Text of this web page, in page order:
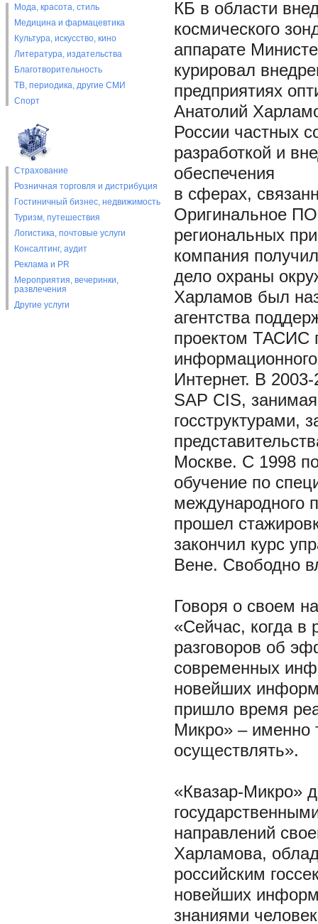
Мода, красота, стиль
Медицина и фармацевтика
Культура, искусство, кино
Литература, издательства
Благотворительность
ТВ, периодика, другие СМИ
Спорт
Страхование
Розничная торговля и дистрибуция
Гостиничный бизнес, недвижимость
Туризм, путешествия
Логистика, почтовые услуги
Консалтинг, аудит
Реклама и PR
Мероприятия, вечеринки,
развлечения
Другие услуги
КБ в области
космического
аппарате
курировал
предприятиях
Анатолий
России частных
разработкой и
обеспечения
в сферах,
Оригинальное
региональных
компания
дело охраны
Харламов был
агентства
проектом ТАСИС
Интернет. В
SAP CIS,
госструктурами,
Москве. С 1998
обучение по
международного
прошел
закончил курс
Вене. Свободно
Говоря о своем
«Сейчас, когда в
разговоров об
современных
новейших
пришло время
Микро» – именно
осуществлять».
«Квазар-Микро»
направлений
Харламова,
российским
новейших
знаниями